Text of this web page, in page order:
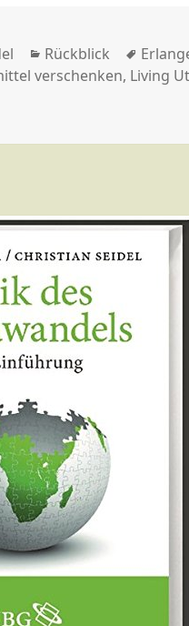
Kategorien
Rückblick
verschenken, Living